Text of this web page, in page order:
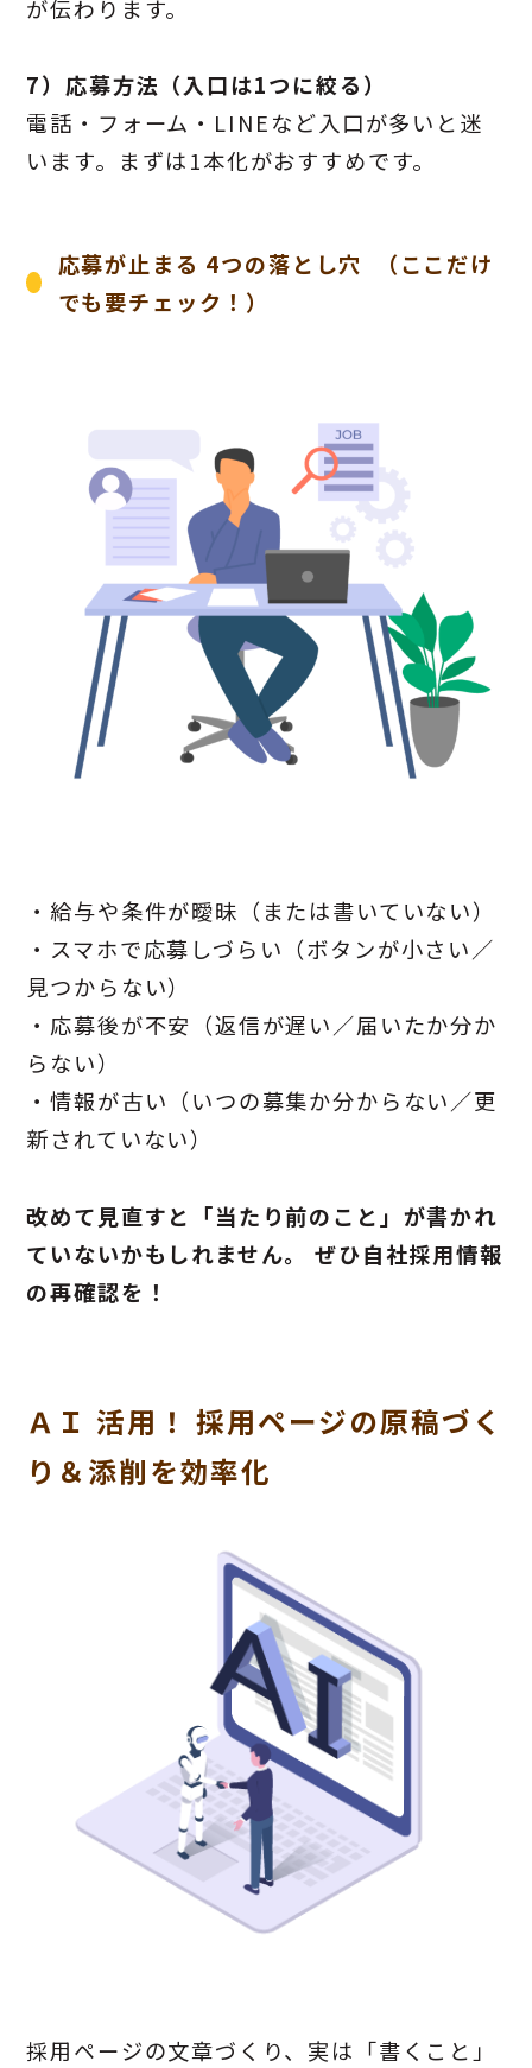
が伝わります。
7）応募方法（入口は1つに絞る）
電話・フォーム・LINEなど入口が多いと迷
います。まずは1本化がおすすめです。
応募が止まる 4つの落とし穴 （ここだけ
でも要チェック！）
・給与や条件が曖昧（または書いていない）
・スマホで応募しづらい（ボタンが小さい／
見つからない）
・応募後が不安（返信が遅い／届いたか分か
らない）
・情報が古い（いつの募集か分からない／更
新されていない）
改めて見直すと「当たり前のこと」が書かれ
ていないかもしれません。 ぜひ自社採用情報
の再確認を！
ＡＩ 活用！ 採用ページの原稿づく
り＆添削を効率化
採用ページの文章づくり、実は「書くこと」